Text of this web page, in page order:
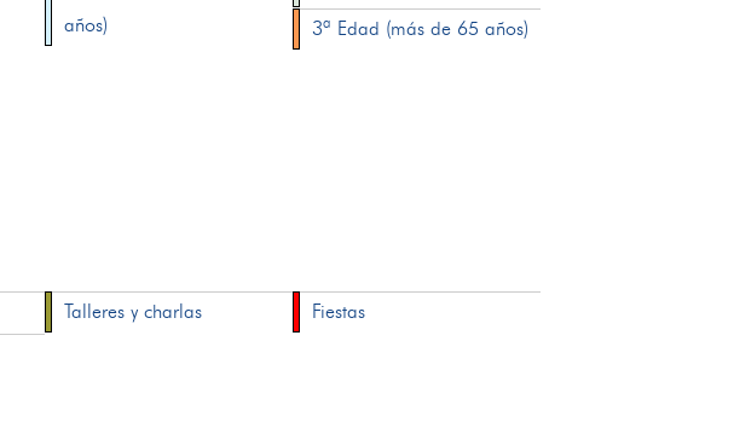
años)
3ª Edad (más de 65 años)
Talleres y charlas
Fiestas